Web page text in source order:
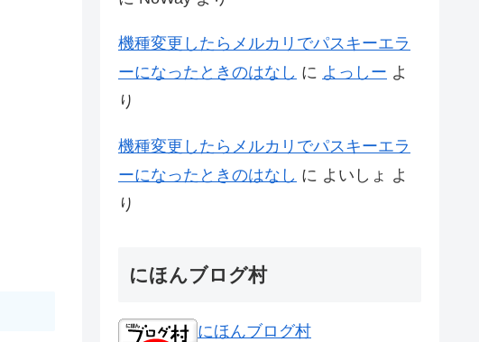
機種変更したらメルカリでパスキーエラ
ーになったときのはなし に よっしー よ
り
機種変更したらメルカリでパスキーエラ
ーになったときのはなし に よいしょ よ
り
にほんブログ村
にほんブログ村